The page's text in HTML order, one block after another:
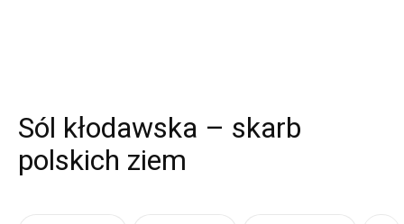
Sól kłodawska – skarb
polskich ziem